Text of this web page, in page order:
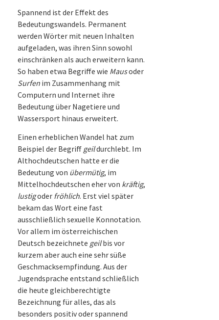
Spannend ist der Effekt des
Bedeutungswandels. Permanent
werden Wörter mit neuen Inhalten
aufgeladen, was ihren Sinn sowohl
einschränken als auch erweitern kann.
So haben etwa Begriffe wie Mausoder
Surfen im Zusammenhang mit
Computern und Internet ihre
Bedeutung über Nagetiere und
Wassersport hinaus erweitert.
Einen erheblichen Wandel hat zum
Beispiel der Begriff geildurchlebt. Im
Althochdeutschen hatte er die
Bedeutung von übermütig, im
Mittelhochdeutschen eher von kräftig,
lustigoder fröhlich. Erst viel später
bekam das Wort eine fast
ausschließlich sexuelle Konnotation.
Vor allem im österreichischen
Deutsch bezeichnete geilbis vor
kurzem aber auch eine sehr süße
Geschmacksempfindung. Aus der
Jugendsprache entstand schließlich
die heute gleichberechtigte
Bezeichnung für alles, das als
besonders positiv oder spannend